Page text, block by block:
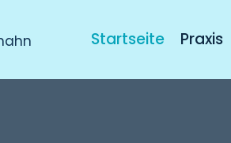
Startseite Praxis